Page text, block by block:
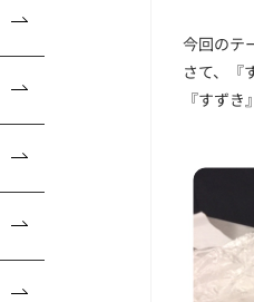
今回のテ
さて、『
『すず